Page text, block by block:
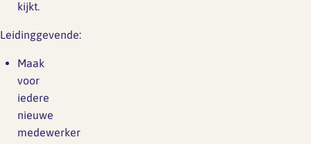
kijkt.
Leidinggevende:
Maak
voor
iedere
nieuwe
medewerker